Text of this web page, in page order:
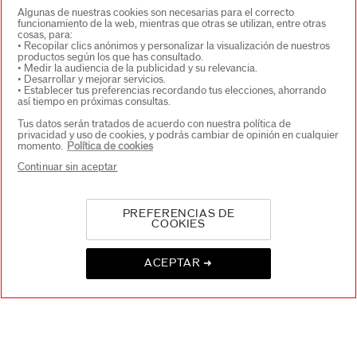
SOBRE SHISEIDO
PRODUCTOS Y SERVICIOS
SELECCIONA PAÍS/REGIÓN
Algunas de nuestras cookies son necesarias para el correcto
funcionamiento de la web, mientras que otras se utilizan, entre otras
cosas, para:
• Recopilar clics anónimos y personalizar la visualización de nuestros
productos según los que has consultado.
• Medir la audiencia de la publicidad y su relevancia.
• Desarrollar y mejorar servicios.
• Establecer tus preferencias recordando tus elecciones, ahorrando
así tiempo en próximas consultas.
Tus datos serán tratados de acuerdo con nuestra política de
privacidad y uso de cookies, y podrás cambiar de opinión en cualquier
momento. Política de cookies
ACEPTAR ➜
PREFERENCIAS DE
COOKIES
Continuar sin aceptar